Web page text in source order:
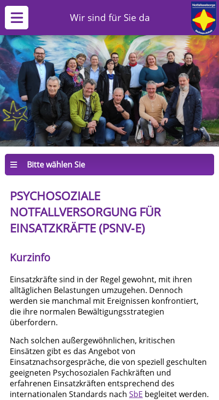
Wir sind für Sie da
Bitte wählen Sie
PSYCHOSOZIALE
NOTFALLVERSORGUNG FÜR
EINSATZKRÄFTE (PSNV‑E)
Kurzinfo
Einsatzkräfte sind in der Regel gewohnt, mit ihren
alltäglichen Belastungen umzugehen. Dennoch
werden sie manchmal mit Ereignissen konfrontiert,
die ihre normalen Bewältigungsstrategien
überfordern.
Nach solchen außergewöhnlichen, kritischen
Einsätzen gibt es das Angebot von
Einsatznachsorgespräche, die von speziell geschulten
geeigneten Psychosozialen Fachkräften und
erfahrenen Einsatzkräften entsprechend des
internationalen Standards nach SbE begleitet werden.